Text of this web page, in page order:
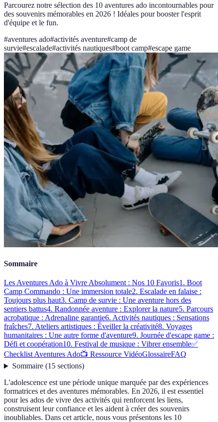
Parcourez notre sélection des 10 aventures ado incontournables pour
des souvenirs mémorables en 2026 ! Idéales pour booster l'esprit
d'équipe et le fun.
#aventures ado#activités aventure#camp de
survie#escalade#activités nautiques#boot camp#escape game
Sommaire
Les Aventures Ado à Vivre Absolument : Nos 10 Favoris1. Boot
Camp Commando : Une immersion totale2. Escalade en falaise :
Toujours plus haut3. Camp de survie : Une aventure hors des
sentiers battus4. Randonnée aventure : Explorer la nature5. Parcours
acrobatique : Adrenaline garantie6. Activités nautiques : Sensations
fraîches7. Ateliers artistiques : Éveiller la créativité8. Voyages
humanitaires : Une autre forme d'aventure9. Journée d'escape game :
Défi et coopération10. Festival de musique : Vibrer ensemble✅
Checklist Aventures Ado📺 Ressource VidéoGlossaireFAQ
Sommaire(15 sections)
L'adolescence est une période unique marquée par des expériences
formatrices et des aventures mémorables. En 2026, il est essentiel
pour les ados de vivre des activités qui renforcent les liens,
construisent leur confiance et les aident à créer des souvenirs
inoubliables. Dans cet article, nous vous présentons les 10